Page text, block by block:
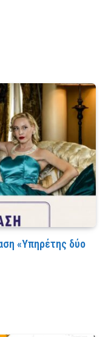
«Υπηρέτης δύο